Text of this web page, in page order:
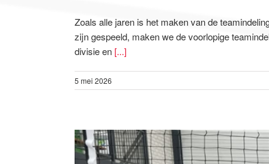
Zoals alle jaren is het maken van de
zijn gespeeld, maken we de voorlopige
divisie en [...]
5 mei 2026